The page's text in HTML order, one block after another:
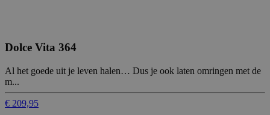
Dolce Vita 364
Al het goede uit je leven halen… Dus je ook laten omringen met de
m...
€ 209,95